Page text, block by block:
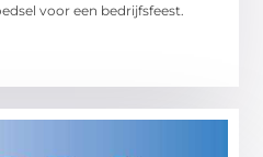
voor een bedrijfsfeest.